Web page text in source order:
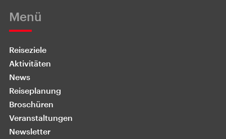
Menü
Reiseziele
Aktivitäten
News
Reiseplanung
Broschüren
Veranstaltungen
Newsletter